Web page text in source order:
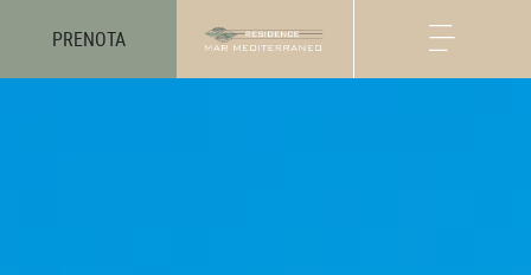
PRENOTA